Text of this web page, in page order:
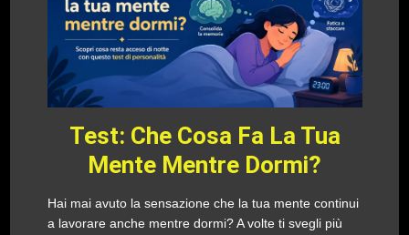
Test: Che Cosa Fa La Tua
Mente Mentre Dormi?
Hai mai avuto la sensazione che la tua mente continui
a lavorare anche mentre dormi? A volte ti svegli più